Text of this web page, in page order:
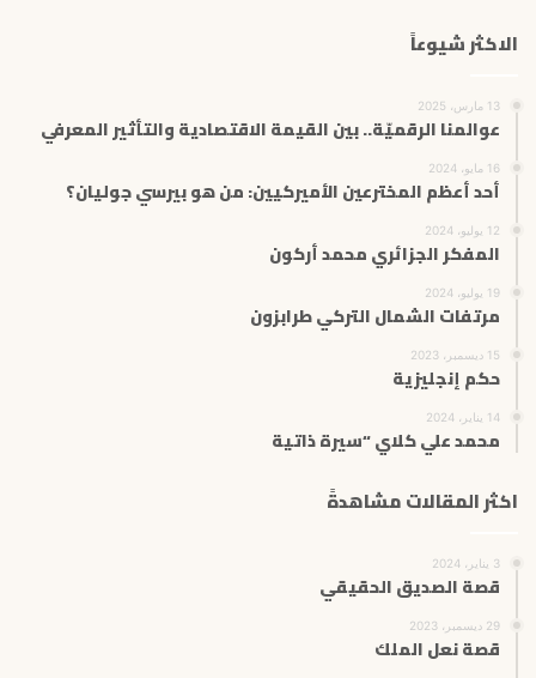
الاكثر شيوعاً
13 مارس، 2025
عوالمنا الرقميّة.. بين القيمة الاقتصادية والتأثير المعرفي
16 مايو، 2024
أحد أعظم المخترعين الأميركيين: من هو بيرسي جوليان؟
12 يوليو، 2024
المفكر الجزائري محمد أركون
19 يوليو، 2024
مرتفات الشمال التركي طرابزون
15 ديسمبر، 2023
حكم إنجليزية
14 يناير، 2024
محمد علي كلاي “سيرة ذاتية
اكثر المقالات مشاهدةً
3 يناير، 2024
قصة الصديق الحقيقي
29 ديسمبر، 2023
قصة نعل الملك